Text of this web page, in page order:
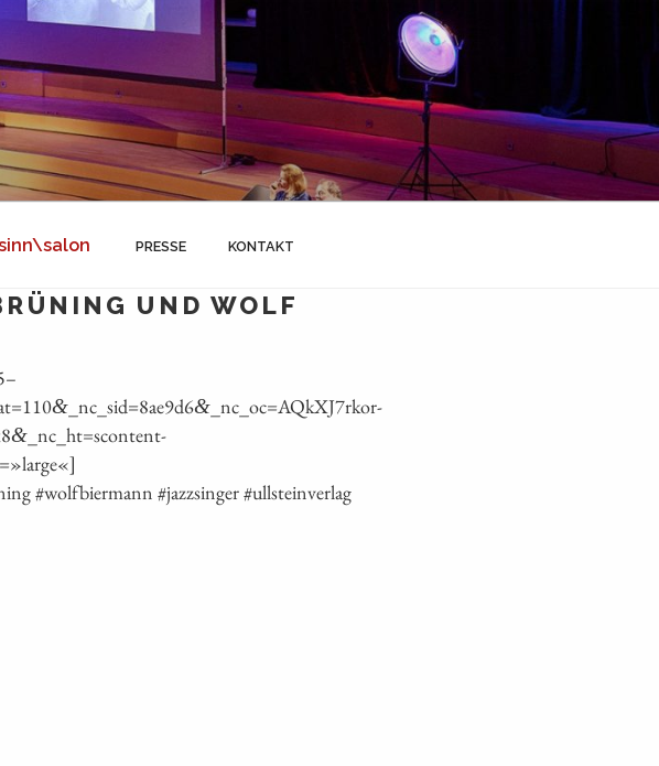
PRESSE KONTAKT
UND WOLF
–
& _nc_sid=8ae9d6& _nc_oc=AQkXJ7rkor-
& _nc_ht=scontent-